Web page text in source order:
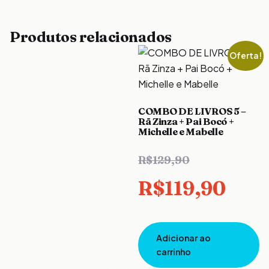
Produtos relacionados
Oferta!
COMBO DE LIVROS 5 –
Rã Zinza + Pai Bocó +
Michelle e Mabelle
R$129,90O
preço
original
era:
R$119,90
Adicionar ao
carrinho